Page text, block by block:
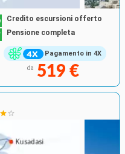
Pagamento in 4X
Credito escursioni offerto
Pensione completa
da 519 €